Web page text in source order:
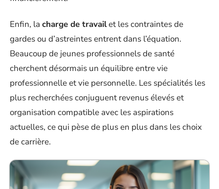
Enfin, la charge de travailet les contraintes de
gardes ou d’astreintes entrent dans l’équation.
Beaucoup de jeunes professionnels de santé
cherchent désormais un équilibre entre vie
professionnelle et vie personnelle. Les spécialités les
plus recherchées conjuguent revenus élevés et
organisation compatible avec les aspirations
actuelles, ce qui pèse de plus en plus dans les choix
de carrière.